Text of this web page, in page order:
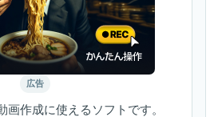
広告
画作成に使えるソフトです。